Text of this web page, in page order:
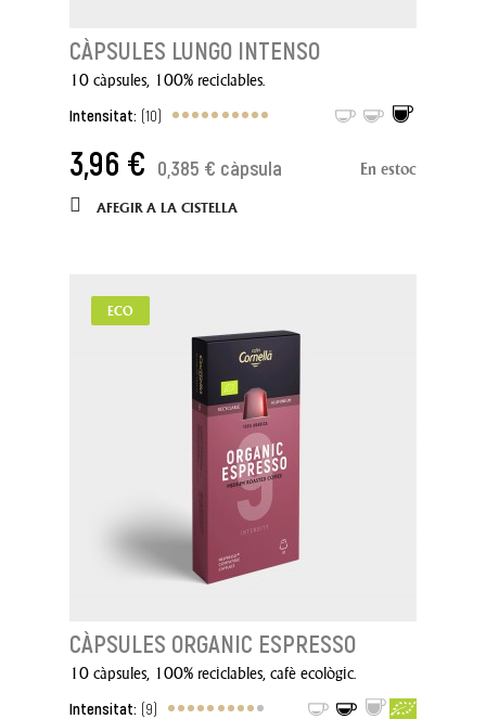
CÀPSULES LUNGO INTENSO
10 càpsules, 100% reciclables.
Intensitat: (10)
3,96 € 0,385 € càpsula En estoc
AFEGIR A LA CISTELLA
ECO
CÀPSULES ORGANIC ESPRESSO
10 càpsules, 100% reciclables, cafè ecològic.
Intensitat: (9)